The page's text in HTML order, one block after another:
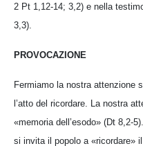
2 Pt 1,12-14; 3,2) e nella
3,3).
PROVOCAZIONE
Fermiamo la nostra attenzione
l’atto del ricordare. La nostra
«memoria dell’esodo» (Dt 8,2-
si invita il popolo a «ricordare»